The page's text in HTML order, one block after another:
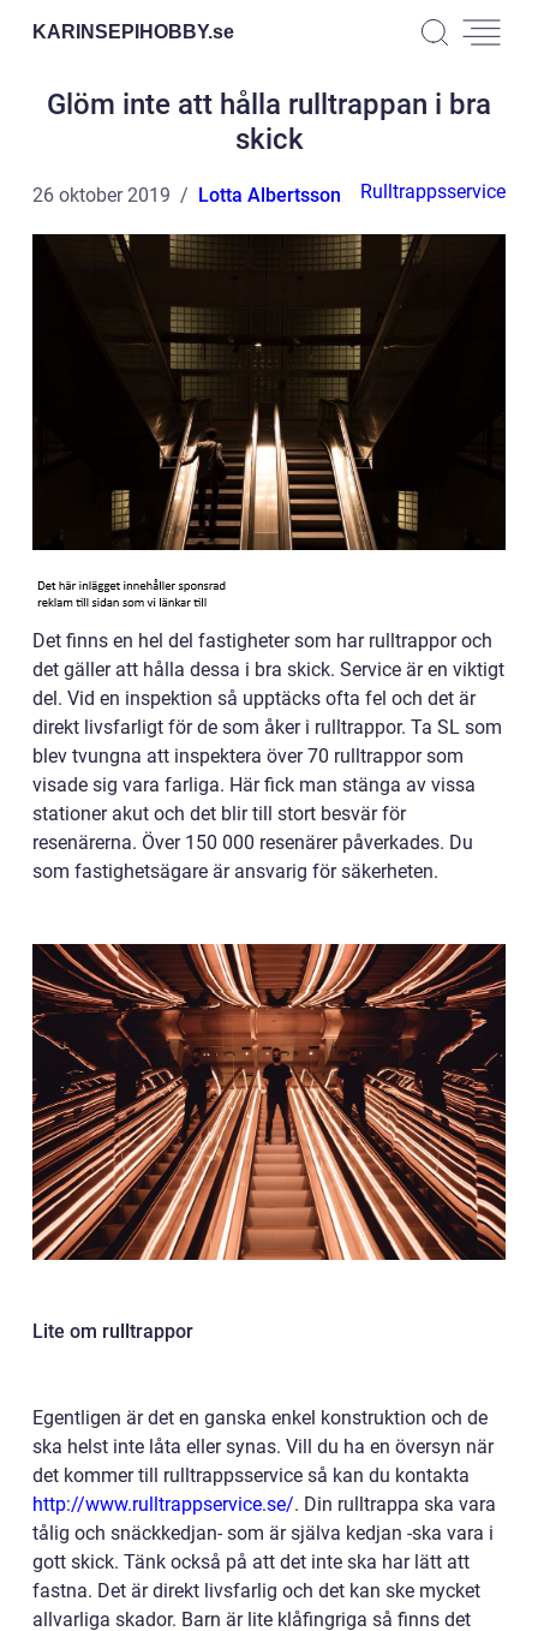
KARINSEPIHOBBY.se
Glöm inte att hålla rulltrappan i bra
skick
26 oktober 2019 Lotta Albertsson Rulltrappsservice
Det finns en hel del fastigheter som har rulltrappor och
det gäller att hålla dessa i bra skick. Service är en viktigt
del. Vid en inspektion så upptäcks ofta fel och det är
direkt livsfarligt för de som åker i rulltrappor. Ta SL som
blev tvungna att inspektera över 70 rulltrappor som
visade sig vara farliga. Här fick man stänga av vissa
stationer akut och det blir till stort besvär för
resenärerna. Över 150 000 resenärer påverkades. Du
som fastighetsägare är ansvarig för säkerheten.
Lite om rulltrappor
Egentligen är det en ganska enkel konstruktion och de
ska helst inte låta eller synas. Vill du ha en översyn när
det kommer till rulltrappsservice så kan du kontakta
http://www.rulltrappservice.se/. Din rulltrappa ska vara
tålig och snäckkedjan- som är själva kedjan -ska vara i
gott skick. Tänk också på att det inte ska har lätt att
fastna. Det är direkt livsfarlig och det kan ske mycket
allvarliga skador. Barn är lite klåfingriga så finns det